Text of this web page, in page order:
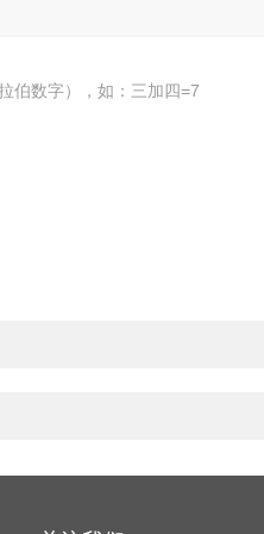
伯数字），如：三加四=7